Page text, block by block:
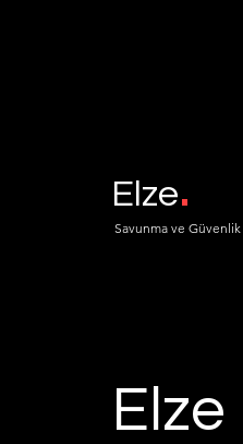
Elze.
Savunma ve Güvenlik
Elze